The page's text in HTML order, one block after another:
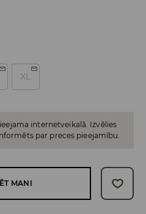
XL
internetveikalā. Izvēlies
par preces pieejamību.
MANI